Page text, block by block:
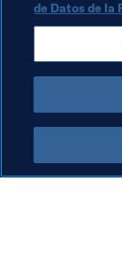
Temas
UEFA
de Datos de la